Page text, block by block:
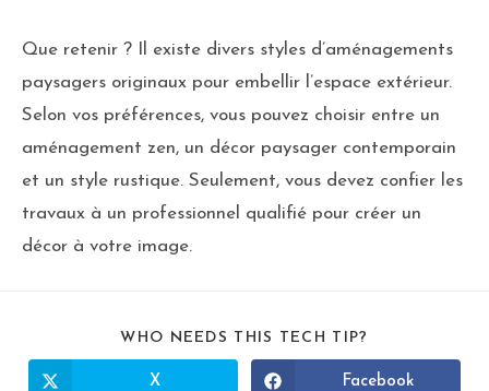
Que retenir ? Il existe divers styles d’aménagements
paysagers originaux pour embellir l’espace extérieur.
Selon vos préférences, vous pouvez choisir entre un
aménagement zen, un décor paysager contemporain
et un style rustique. Seulement, vous devez confier les
travaux à un professionnel qualifié pour créer un
décor à votre image.
WHO NEEDS THIS TECH TIP?
X Facebook